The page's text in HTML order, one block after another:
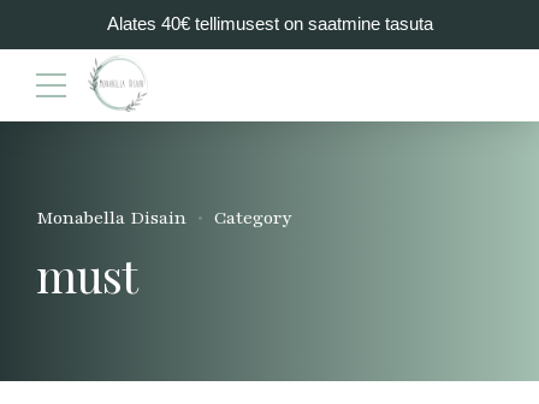
Alates 40€ tellimusest on saatmine tasuta
Monabella Disain Category
must